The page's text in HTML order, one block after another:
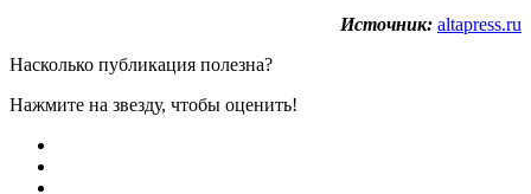
Источник: altapress.ru
Насколько публикация полезна?
Нажмите на звезду, чтобы оценить!